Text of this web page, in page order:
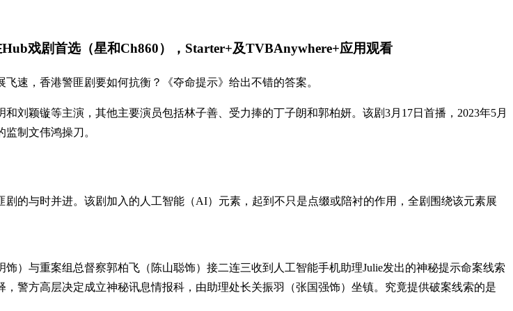
戏剧首选（星和Ch860），Starter+及TVBAnywhere+应用观看
速，香港警匪剧要如何抗衡？《夺命提示》给出不错的答案。
和刘颖镟等主演，其他主要演员包括林子善、受力捧的丁子朗和郭柏妍。该剧3月17日首播，2023年5月
监制文伟鸿操刀。
的与时并进。该剧加入的人工智能（AI）元素，起到不只是点缀或陪衬的作用，全剧围绕该元素展
）与重案组总督察郭柏飞（陈山聪饰）接二连三收到人工智能手机助理Julie发出的神秘提示命案线索
警方高层决定成立神秘讯息情报科，由助理处长关振羽（张国强饰）坐镇。究竟提供破案线索的是